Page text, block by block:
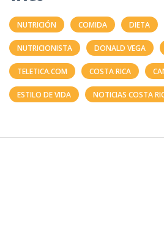
NUTRICIÓN COMIDA DIETA
NUTRICIONISTA DONALD VEGA
TELETICA.COM COSTA RICA
ESTILO DE VIDA NOTICIAS COSTA